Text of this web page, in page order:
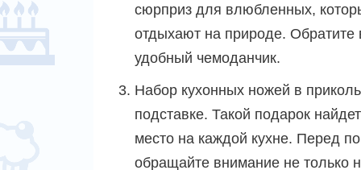
сюрприз для влюбленных,
отдыхают на природе.
удобный чемоданчик.
Набор кухонных ножей в
подставке. Такой подарок
место на каждой кухне. Перед
обращайте внимание не только